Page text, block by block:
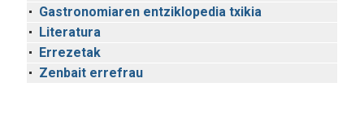
Gastronomiaren entziklopedia txikia
Literatura
Errezetak
Zenbait errefrau